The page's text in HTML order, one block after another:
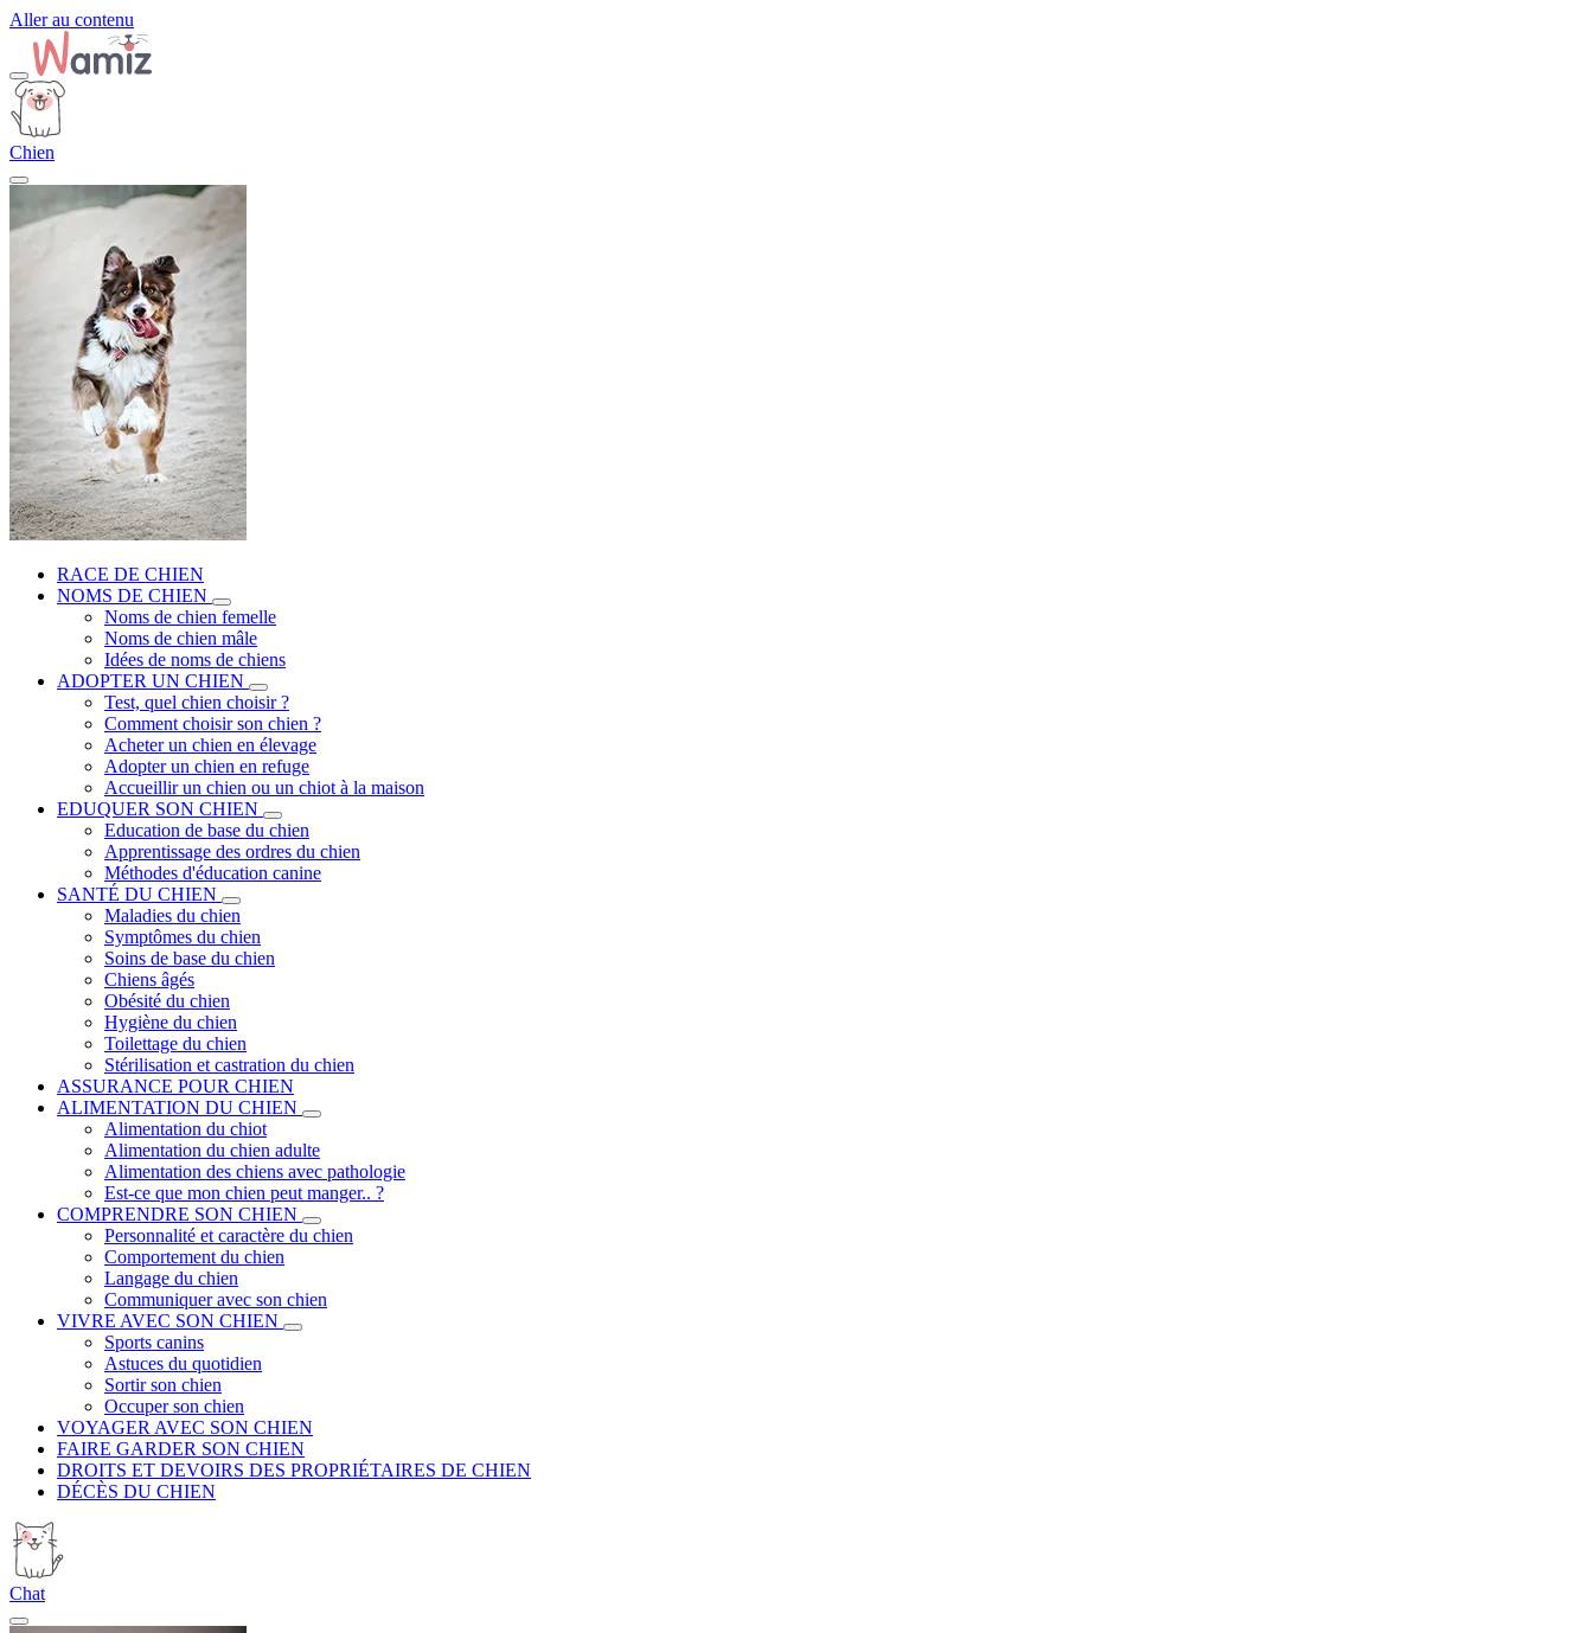
Aller au contenu
Chien
RACE DE CHIEN
NOMS DE CHIEN
Noms de chien femelle
Noms de chien mâle
Idées de noms de chiens
ADOPTER UN CHIEN
Test, quel chien choisir ?
Comment choisir son chien ?
Acheter un chien en élevage
Adopter un chien en refuge
Accueillir un chien ou un chiot à la maison
EDUQUER SON CHIEN
Education de base du chien
Apprentissage des ordres du chien
Méthodes d'éducation canine
SANTÉ DU CHIEN
Maladies du chien
Symptômes du chien
Soins de base du chien
Chiens âgés
Obésité du chien
Hygiène du chien
Toilettage du chien
Stérilisation et castration du chien
ASSURANCE POUR CHIEN
ALIMENTATION DU CHIEN
Alimentation du chiot
Alimentation du chien adulte
Alimentation des chiens avec pathologie
Est-ce que mon chien peut manger.. ?
COMPRENDRE SON CHIEN
Personnalité et caractère du chien
Comportement du chien
Langage du chien
Communiquer avec son chien
VIVRE AVEC SON CHIEN
Sports canins
Astuces du quotidien
Sortir son chien
Occuper son chien
VOYAGER AVEC SON CHIEN
FAIRE GARDER SON CHIEN
DROITS ET DEVOIRS DES PROPRIÉTAIRES DE CHIEN
DÉCÈS DU CHIEN
Chat